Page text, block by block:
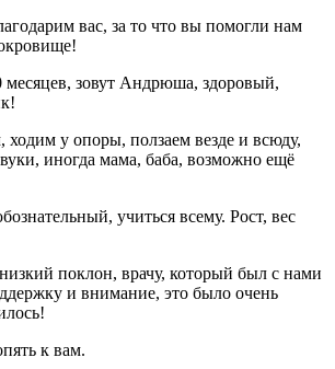
вас, за то что вы помогли нам
зовут Андрюша, здоровый,
ходим у опоры, ползаем везде и всюду,
иногда мама, баба, возможно ещё
учиться всему. Рост, вес
поклон, врачу, который был с нами
и внимание, это было очень
к вам.